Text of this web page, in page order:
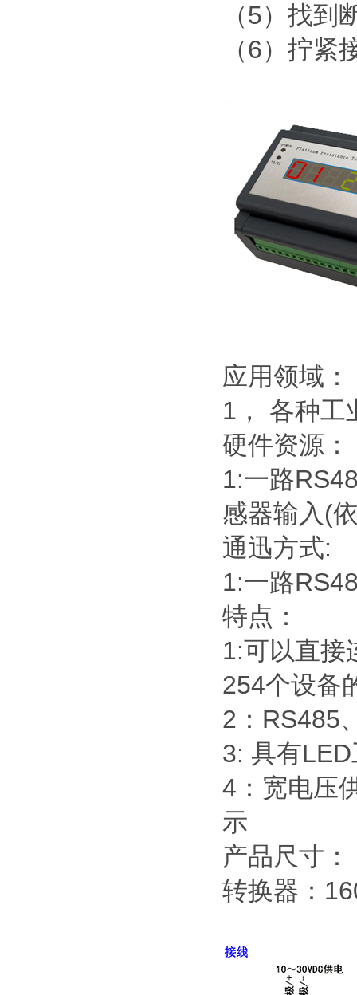
（5）找到
（6）拧紧
应用领域：
1， 各种工
硬件资源：
1:一路
感器输入(
通迅方式:
1:一路
特点：
1:可以直接
254个设备
2：RS485
3: 具有
4：宽电压
示
产品尺寸：
转换器：